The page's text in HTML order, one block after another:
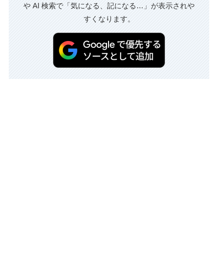
や AI 検索で「気になる、記になる…」が表示されや
すくなります。